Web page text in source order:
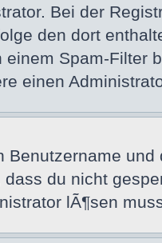
Bei der
den dort
Spam-Filter
einen
du nicht
lÃ¶sen